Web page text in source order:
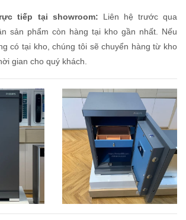
tiếp tại showroom: Liên hệ trước qua
sản phẩm còn hàng tại kho gần nhất. Nếu
có tại kho, chúng tôi sẽ chuyển hàng từ kho
gian cho quý khách.